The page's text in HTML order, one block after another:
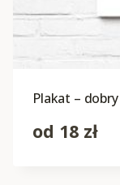
Plakat –
od 18 zł